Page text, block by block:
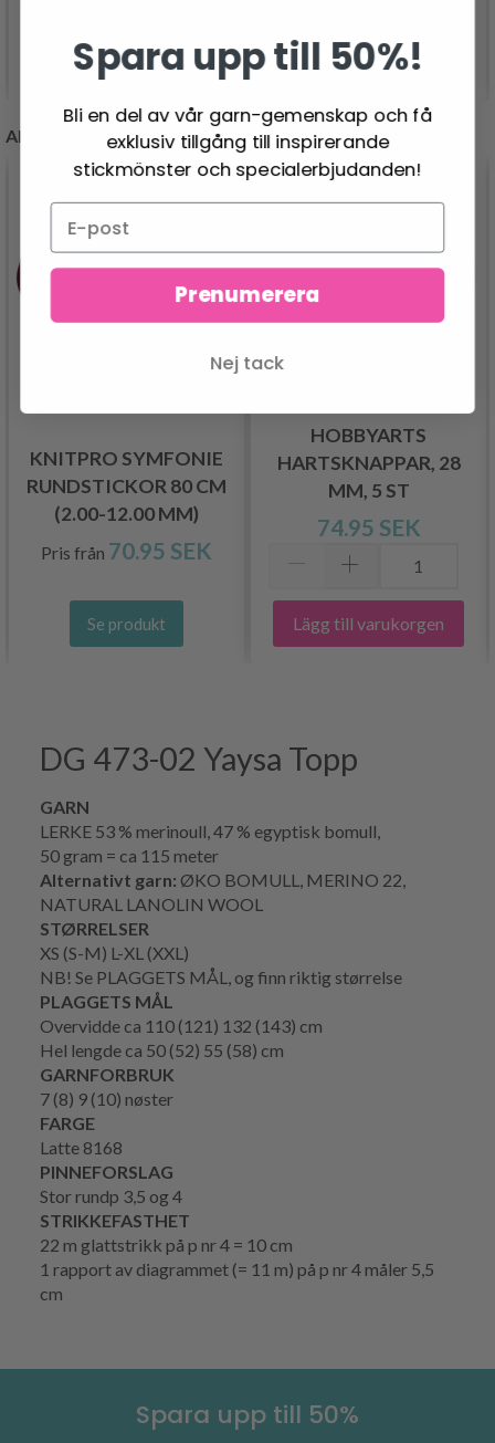
Lägg till varukorgen Lägg till varukorgen
ANDRA KUNDER KÖPTE
KNITPRO SYMFONIE
RUNDSTICKOR 80 CM
(2.00-12.00 MM)
Pris från 70.95 SEK
Se produkt
HOBBYARTS
HARTSKNAPPAR, 28
MM, 5 ST
74.95 SEK
Lägg till varukorgen
DG 473-02 Yaysa Topp
GARN
LERKE 53 % merinoull, 47 % egyptisk bomull,
50 gram = ca 115 meter
Alternativt garn: ØKO BOMULL, MERINO 22,
NATURAL LANOLIN WOOL
STØRRELSER
XS (S-M) L-XL (XXL)
NB! Se PLAGGETS MÅL, og finn riktig størrelse
PLAGGETS MÅL
Overvidde ca 110 (121) 132 (143) cm
Hel lengde ca 50 (52) 55 (58) cm
GARNFORBRUK
7 (8) 9 (10) nøster
FARGE
Latte 8168
PINNEFORSLAG
Stor rundp 3,5 og 4
STRIKKEFASTHET
22 m glattstrikk på p nr 4 = 10 cm
1 rapport av diagrammet (= 11 m) på p nr 4 måler 5,5
cm
Spara upp till 50%
Spara upp till 50%!
Bli en del av vår garn-gemenskap och få
exklusiv tillgång till inspirerande
stickmönster och specialerbjudanden!
Prenumerera
Nej tack